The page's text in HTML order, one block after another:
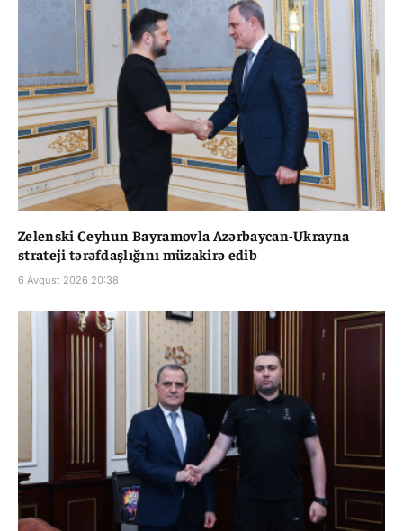
Zelenski Ceyhun Bayramovla Azərbaycan-Ukrayna
strateji tərəfdaşlığını müzakirə edib
6 Avqust 2026 20:38